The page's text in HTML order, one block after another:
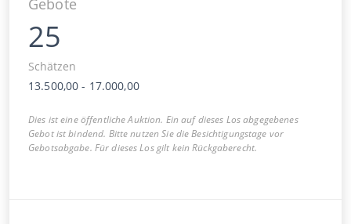
Gebote
25
Schätzen
13.500,00 - 17.000,00
Dies ist eine öffentliche Auktion. Ein auf dieses Los abgegebenes
Gebot ist bindend. Bitte nutzen Sie die Besichtigungstage vor
Gebotsabgabe. Für dieses Los gilt kein Rückgaberecht.